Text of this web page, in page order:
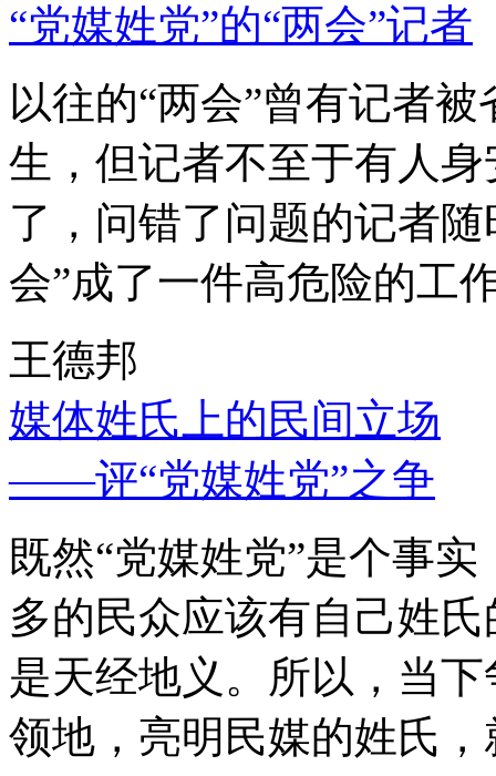
“党媒姓党”的“两会”记者
以往的“两会”曾有记者
生，但记者不至于有人
了，问错了问题的记者
会”成了一件高危险的工
王德邦
媒体姓氏上的民间立场
——评“党媒姓党”之争
既然“党媒姓党”是个事
多的民众应该有自己姓
是天经地义。所以，当
领地，亮明民媒的姓氏